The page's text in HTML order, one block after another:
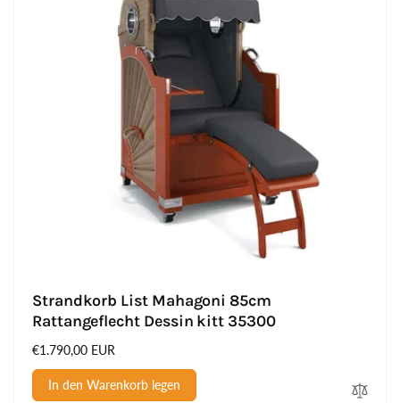
Strandkorb List Mahagoni 85cm
Rattangeflecht Dessin kitt 35300
Normaler
Preis
€1.790,00 EUR
In den Warenkorb legen